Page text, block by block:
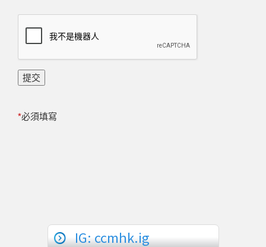
提交
*必須填寫
IG: ccmhk.ig